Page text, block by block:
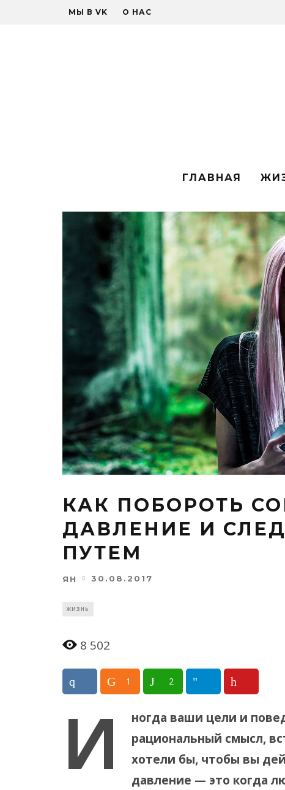
МЫ В VK О НАС
ГЛАВНАЯ
КАК ПОБОРОТЬ
ДАВЛЕНИЕ И
ПУТЕМ
ЯН 30.08.2017
ЖИЗНЬ
8 502
1 2
И
ногда ваши цели и
рациональный смысл,
хотели бы, чтобы вы
давление — это когда